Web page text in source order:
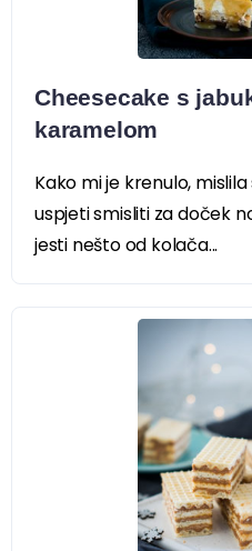
Cheesecake s
karamelom
Kako mi je krenulo,
uspjeti smisliti za doček
jesti nešto od kolača...